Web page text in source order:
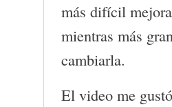
más difícil
mientras más
cambiarla.
El video me